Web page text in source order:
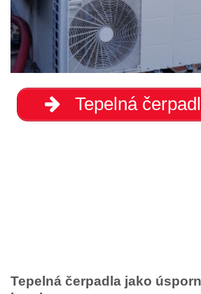
Tepelná
Tepelná čerpadla jako